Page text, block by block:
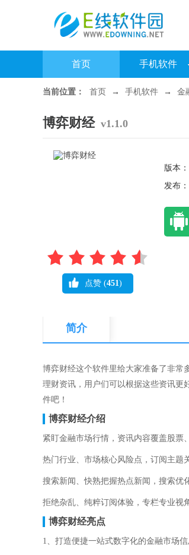
首页 手机软件
当前位置： 首页 → 手机软件 → 金
博弈财经 v1.1.0
点赞 (451)
版本
发布
简介
博弈财经这个软件里给大家准备了非常
理财资讯，用户们可以根据这些资讯更
件吧！
博弈财经介绍
紧盯金融市场行情，资讯内容覆盖股票
热门行业、市场核心风险点，订阅主题
搜索新闻、快熟把握热点新闻，搜索优
拒绝杂乱、纯粹订阅体验，专栏专业视
博弈财经亮点
1、打造便捷一站式数字化的金融市场